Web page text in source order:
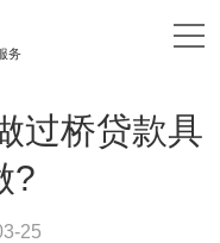
务
过桥贷款具
?
25